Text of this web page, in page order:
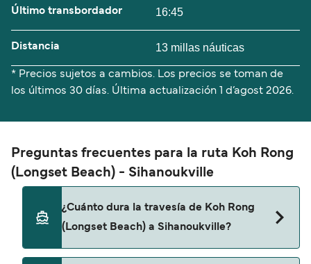
Último transbordador 16:45
Distancia 13 millas náuticas
* Precios sujetos a cambios. Los precios se toman de
los últimos 30 días. Última actualización 1 d’agost 2026.
Preguntas frecuentes para la ruta Koh Rong
(Longset Beach) - Sihanoukville
¿Cuánto dura la travesía de Koh Rong
(Longset Beach) a Sihanoukville?